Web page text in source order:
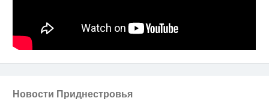
Новости Приднестровья